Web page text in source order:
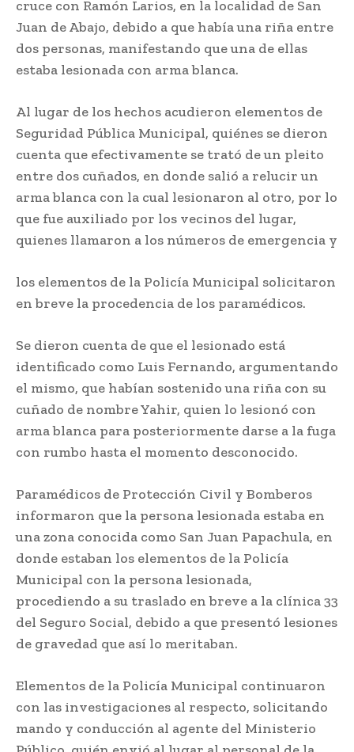
cruce con Ramón Larios, en la localidad de San
Juan de Abajo, debido a que había una riña entre
dos personas, manifestando que una de ellas
estaba lesionada con arma blanca.
Al lugar de los hechos acudieron elementos de
Seguridad Pública Municipal, quiénes se dieron
cuenta que efectivamente se trató de un pleito
entre dos cuñados, en donde salió a relucir un
arma blanca con la cual lesionaron al otro, por lo
que fue auxiliado por los vecinos del lugar,
quienes llamaron a los números de emergencia y
los elementos de la Policía Municipal solicitaron
en breve la procedencia de los paramédicos.
Se dieron cuenta de que el lesionado está
identificado como Luis Fernando, argumentando
el mismo, que habían sostenido una riña con su
cuñado de nombre Yahir, quien lo lesionó con
arma blanca para posteriormente darse a la fuga
con rumbo hasta el momento desconocido.
Paramédicos de Protección Civil y Bomberos
informaron que la persona lesionada estaba en
una zona conocida como San Juan Papachula, en
donde estaban los elementos de la Policía
Municipal con la persona lesionada,
procediendo a su traslado en breve a la clínica 33
del Seguro Social, debido a que presentó lesiones
de gravedad que así lo meritaban.
Elementos de la Policía Municipal continuaron
con las investigaciones al respecto, solicitando
mando y conducción al agente del Ministerio